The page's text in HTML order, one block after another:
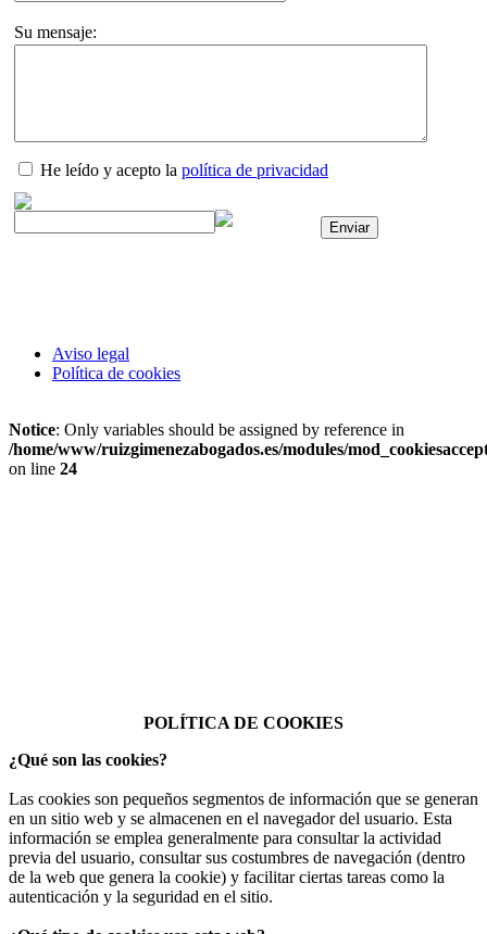
Su mensaje:
He leído y acepto la política de privacidad
Aviso legal
Política de cookies
Notice: Only variables should be assigned by reference in
/home/www/ruizgimenezabogados.es/modules/
on line 24
POLÍTICA DE COOKIES
¿Qué son las cookies?
Las cookies son pequeños segmentos de información que se generan
en un sitio web y se almacenen en el navegador del usuario. Esta
información se emplea generalmente para consultar la actividad
previa del usuario, consultar sus costumbres de navegación (dentro
de la web que genera la cookie) y facilitar ciertas tareas como la
autenticación y la seguridad en el sitio.